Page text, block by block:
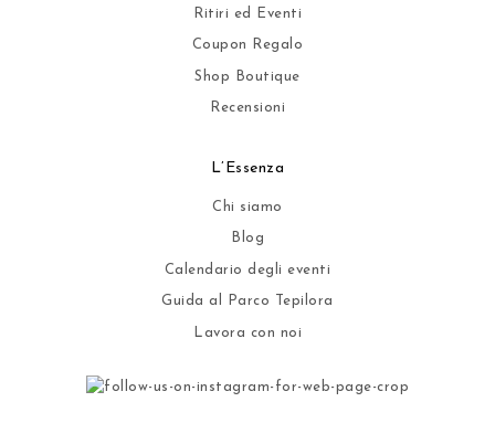
Ritiri ed Eventi
Coupon Regalo
Shop Boutique
Recensioni
L’Essenza
Chi siamo
Blog
Calendario degli eventi
Guida al Parco Tepilora
Lavora con noi